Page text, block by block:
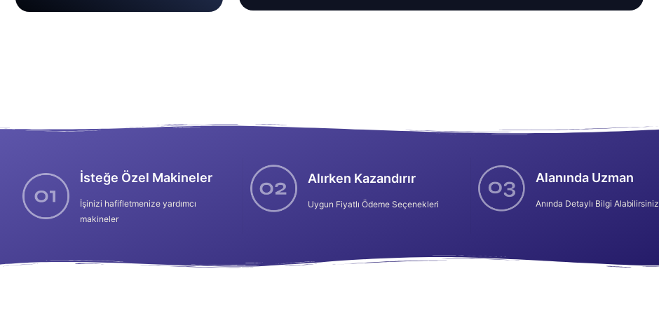
İsteğe Özel Makineler
İşinizi hafifletmenize yardımcı
makineler
Alırken Kazandırır
Uygun Fiyatlı Ödeme Seçenekleri
Alanında Uzman
Anında Detaylı Bilgi Alabilirsiniz